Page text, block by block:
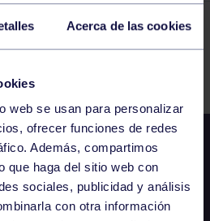
Acerca de las cookies
web se usan para personalizar
ofrecer funciones de redes
Además, compartimos
que haga del sitio web con
sociales, publicidad y análisis
con otra información